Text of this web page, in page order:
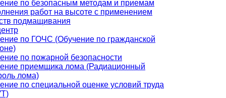
по безопасным методам и приемам
работ на высоте с применением
подмащивания
по ГОЧС (Обучение по гражданской
по пожарной безопасности
приемщика лома (Радиационный
лома)
по специальной оценке условий труда